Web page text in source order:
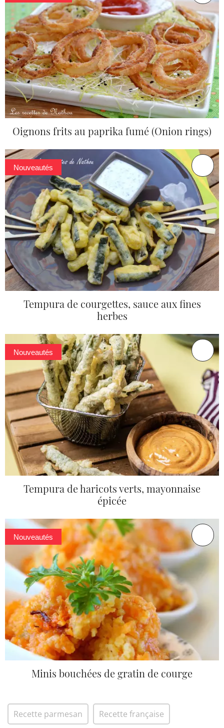
Oignons frits au paprika fumé (Onion rings)
Nouveautés
Tempura de courgettes, sauce aux fines
herbes
Nouveautés
Tempura de haricots verts, mayonnaise
épicée
Nouveautés
Minis bouchées de gratin de courge
Recette parmesan Recette française